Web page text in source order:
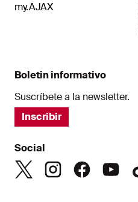
my.AJAX
Boletin informativo
Suscríbete a la newsletter.
Inscribir
Social